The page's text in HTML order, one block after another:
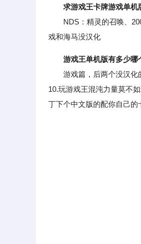
求游戏王卡牌游戏单机
NDS：精灵的召唤、
戏和海马没汉化
游戏王单机版有多少哪
游戏篇，后两个没汉化的
10.玩游戏王混沌力量莫不
丁下个中文版的配你自己的